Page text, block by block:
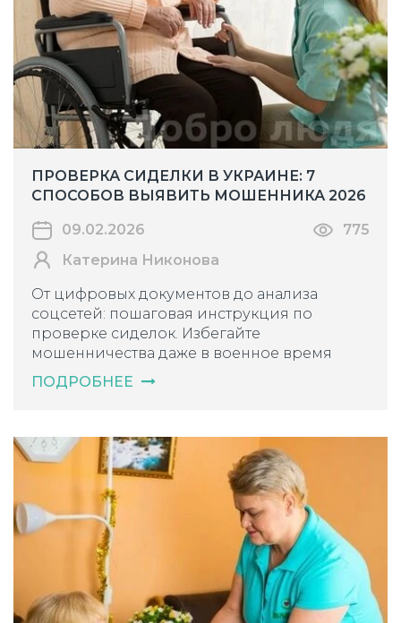
ПРОВЕРКА СИДЕЛКИ В УКРАИНЕ: 7
СПОСОБОВ ВЫЯВИТЬ МОШЕННИКА 2026
09.02.2026
775
Катерина Никонова
От цифровых документов до анализа
соцсетей: пошаговая инструкция по
проверке сиделок. Избегайте
мошенничества даже в военное время
ПОДРОБНЕЕ